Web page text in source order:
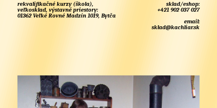
rekvalifikačné kurzy (škola),
veľkosklad, výstavné priestory:
01362 Veľké Rovné Madzín 1019, Bytča
sklad/eshop:
+421 902 037 027
email:
sklad@kachliar.sk